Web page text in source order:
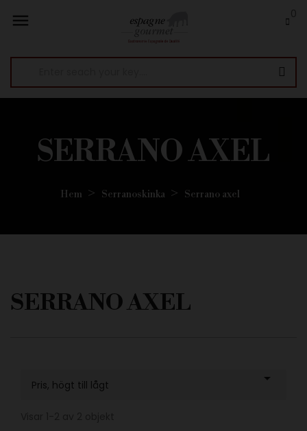

SERRANO AXEL
Hem Serranoskinka Serrano axel
SERRANO AXEL
Pris, högt till lågt 